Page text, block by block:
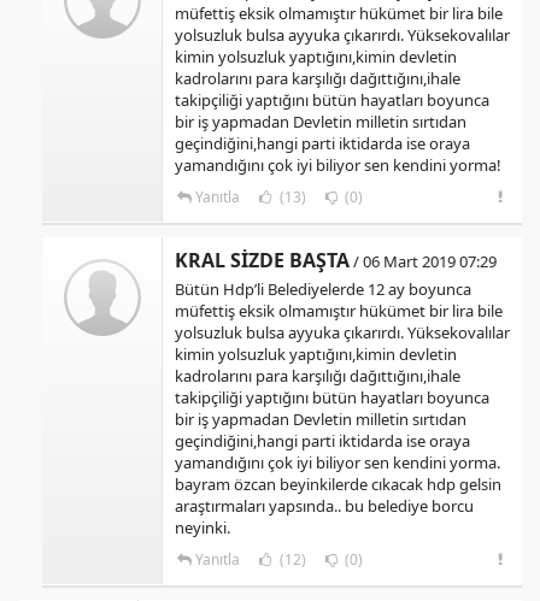
müfettiş eksik olmamıştır hükümet bir lira bile
yolsuzluk bulsa ayyuka çıkarırdı. Yüksekovalılar
kimin yolsuzluk yaptığını,kimin devletin
kadrolarını para karşılığı dağıttığını,ihale
takipçiliği yaptığını bütün hayatları boyunca
bir iş yapmadan Devletin milletin sırtıdan
geçindiğini,hangi parti iktidarda ise oraya
yamandığını çok iyi biliyor sen kendini yorma!
Yanıtla (13) (0)
KRAL SİZDE BAŞTA/ 06 Mart 2019 07:29
Bütün Hdp’li Belediyelerde 12 ay boyunca
müfettiş eksik olmamıştır hükümet bir lira bile
yolsuzluk bulsa ayyuka çıkarırdı. Yüksekovalılar
kimin yolsuzluk yaptığını,kimin devletin
kadrolarını para karşılığı dağıttığını,ihale
takipçiliği yaptığını bütün hayatları boyunca
bir iş yapmadan Devletin milletin sırtıdan
geçindiğini,hangi parti iktidarda ise oraya
yamandığını çok iyi biliyor sen kendini yorma.
bayram özcan beyinkilerde cıkacak hdp gelsin
araştırmaları yapsında.. bu belediye borcu
neyinki.
Yanıtla (12) (0)